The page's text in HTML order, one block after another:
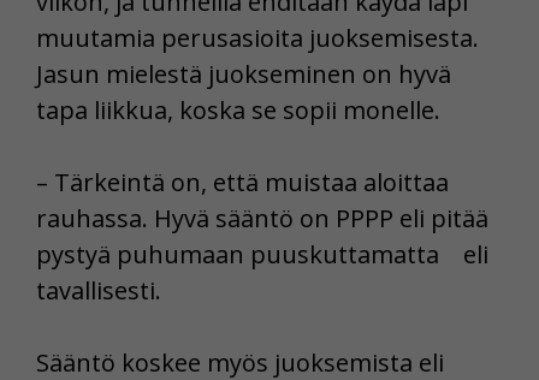
muutamia perusasioita juoksemisesta.
Jasun mielestä juokseminen on hyvä
tapa liikkua, koska se sopii monelle.
– Tärkeintä on, että muistaa aloittaa
rauhassa. Hyvä sääntö on PPPP eli pitää
pystyä puhumaan puuskuttamatta eli
tavallisesti.
Sääntö koskee myös juoksemista eli